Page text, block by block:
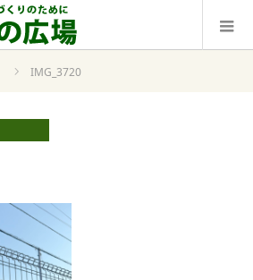
IMG_3720